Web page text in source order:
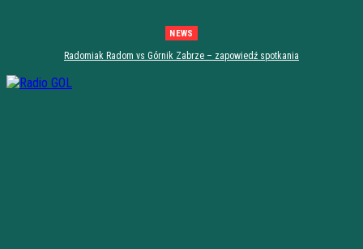
NEWS
Radomiak Radom vs Górnik Zabrze – zapowiedź spotkania